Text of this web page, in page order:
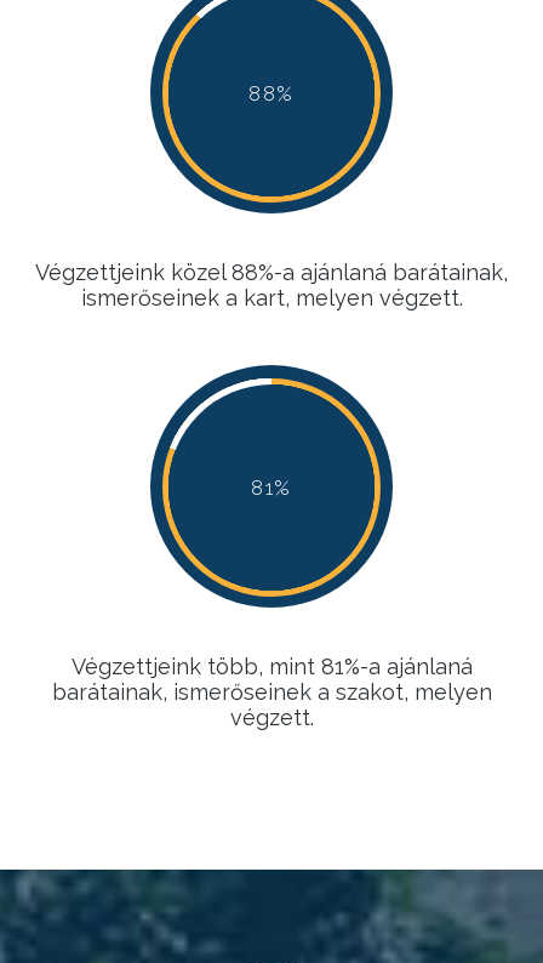
88%
88%
88%
88%
Végzettjeink közel 88%-a ajánlaná barátainak,
ismerőseinek a kart, melyen végzett.
81%
81%
81%
81%
Végzettjeink több, mint 81%-a ajánlaná
barátainak, ismerőseinek a szakot, melyen
végzett.